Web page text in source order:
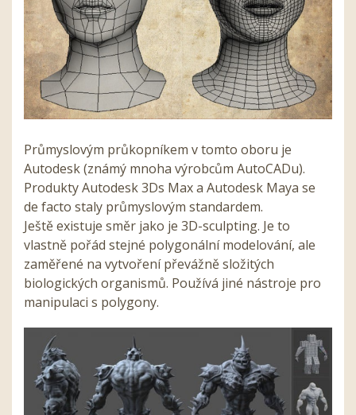
Průmyslovým průkopníkem v tomto oboru je
Autodesk (známý mnoha výrobcům AutoCADu).
Produkty Autodesk 3Ds Max a Autodesk Maya se
de facto staly průmyslovým standardem.
Ještě existuje směr jako je 3D-sculpting. Je to
vlastně pořád stejné polygonální modelování, ale
zaměřené na vytvoření převážně složitých
biologických organismů. Používá jiné nástroje pro
manipulaci s polygony.